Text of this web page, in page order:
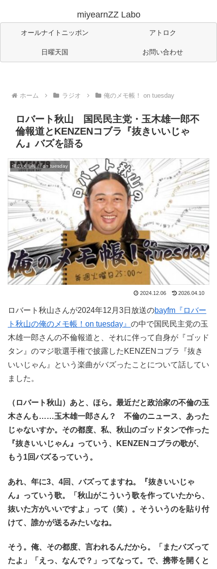
miyearnZZ Labo
オールナイトニッポン アトロク
日曜天国 お問い合わせ
ホーム ラジオ 俺のメモ帳！ on tuesday
ロバート秋山 国民民主党・玉木雄一郎不
倫報道とKENZENコブラ『抜きいいじゃ
ん』バズを語る
俺のメモ帳！ on tuesday
2024.12.06 2026.04.10
ロバート秋山さんが2024年12月3日放送のbayfm『ロバー
ト秋山の俺のメモ帳！on tuesday』 の中で国民民主党の玉
木雄一郎さんの不倫報道と、それに伴って自身が『ゴッド
タン』のマジ歌選手権で披露したKENZENコブラ『抜き
いいじゃん』という楽曲がバズったことについて話してい
ました。
（ロバート秋山）あと、ほら。最近だと政治家の不倫の玉
木さんも……玉木雄一郎さん？ 不倫のニュース、あった
じゃないすか。その都度、私、秋山のゴッドタンで作った
『抜きいいじゃん』っていう、KENZENコブラの歌が、
もう1回バズるっていう。
あれ、年に3、4回、バズってますね。『抜きいいじゃ
ん』っていう歌。「秋山がこういう歌を作っていたから、
抜いた方がいいですよ」って（笑）。そういうのを貼り付
けて、誰かが送るみたいなね。
そう。俺、その都度、言われるんだから。「またバズって
たよ」「えっ、なんで？」ってなって。で、携帯を開くと